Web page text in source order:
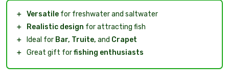
＋ Versatile for freshwater and saltwater
＋
Realistic design for attracting fish
＋
Ideal for Bar, Truite, and Crapet
＋ Great gift forfishing enthusiasts